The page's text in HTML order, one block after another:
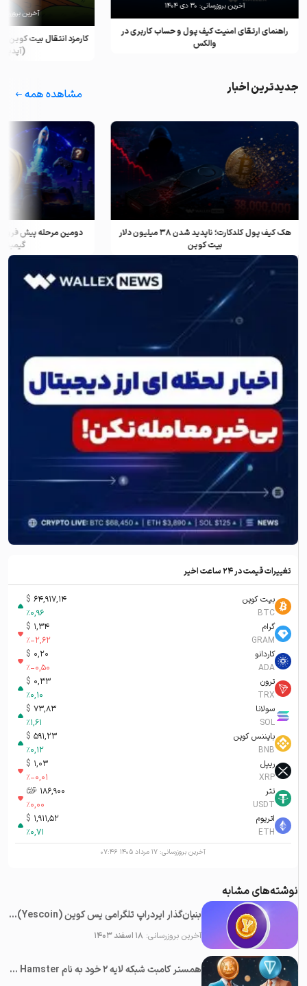
راهنمای ارتقای امنیت کیف پول و حساب کاربری در
والکس
آخرین بروزرسانی: ۳۰ دی ۱۴۰۴
کارمزد انتقال بیت کوین
(آپدیت
آخرین
جدیدترین اخبار مشاهده همه
هک کیف پول کلدکارت؛ ناپدید شدن ۳۸ میلیون دلار
بیت کوین
دومین مرحله پیش
تغییرات قیمت در ۲۴ ساعت اخیر
بیت کوین
BTC
64,917,14
$
%0,96
گرام
GRAM
1,34
$
%-2,62
کاردانو
ADA
0,20
$
%-0,50
ترون
TRX
0,33
$
%0,10
سولانا
SOL
73,83
$
%1,61
بایننس کوین
BNB
591,23
$
%0,12
ریپل
XRP
1,03
$
%-0,01
تتر
USDT
186,900 تومان-ء
%0,00
اتریوم
ETH
1,911,52
$
%0,71
آخرین بروزرسانی: ۱۷ مرداد ۱۴۰۵ ۰۷:۴۶
نوشته‌های مشابه
بنیان‌گذار ایردراپ تلگرامی یس کوین (Yescoin) دستگیر شد!
آخرین بروزرسانی:۱۸ اسفند ۱۴۰۳
همستر کامبت شبکه لایه ۲ خود به نام Hamster را راه‌اندازی کرد